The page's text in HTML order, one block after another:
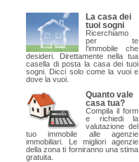
La casa dei
tuoi sogni
Ricerchiamo
per te
l'immobile che
desideri. Direttamente nella tua
casella di posta la casa dei tuoi
sogni. Dicci solo come la vuoi e
dove la vuoi.
Quanto vale
casa tua?
Compila il form
e richiedi la
valutazione del
tuo immobile alle agenzie
immobiliari. Le migliori agenzie
della zona ti forniranno una stima
gratuita.